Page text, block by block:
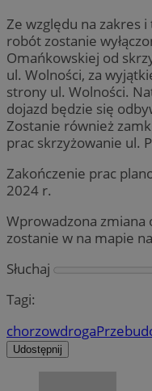
Ze względu na zakres
robót zostanie
Omańkowskiej od
ul. Wolności, za
strony ul. Wolności.
dojazd będzie się
Zostanie również
prac skrzyżowanie ul.
Zakończenie prac
2024 r.
Wprowadzona zmiana
zostanie w na mapie
Słuchaj
Tagi:
chorzowdroga
Udostępnij